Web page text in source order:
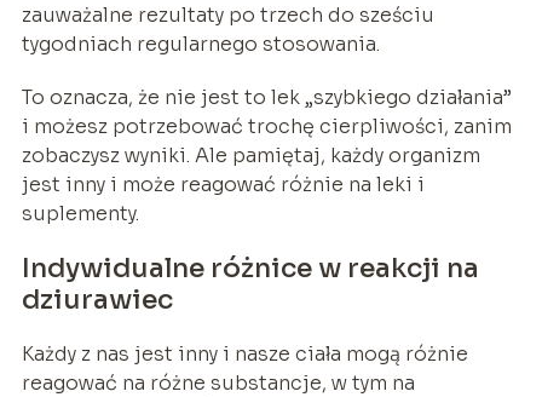
zauważalne rezultaty po trzech do sześciu
tygodniach regularnego stosowania.
To oznacza, że nie jest to lek „szybkiego działania”
i możesz potrzebować trochę cierpliwości, zanim
zobaczysz wyniki. Ale pamiętaj, każdy organizm
jest inny i może reagować różnie na leki i
suplementy.
Indywidualne różnice w reakcji na
dziurawiec
Każdy z nas jest inny i nasze ciała mogą różnie
reagować na różne substancje, w tym na